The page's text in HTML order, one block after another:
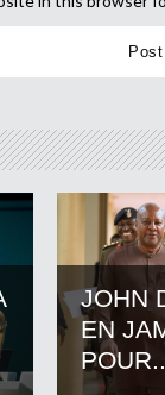
JOHN
EN